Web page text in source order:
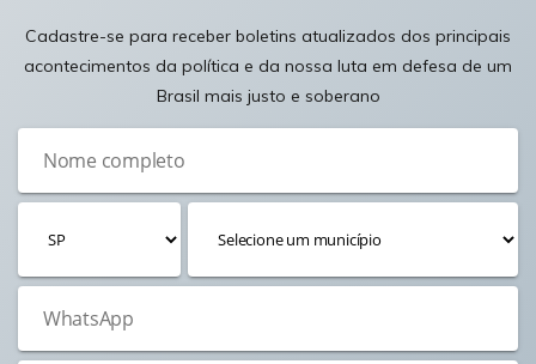
Cadastre-se para receber boletins atualizados dos principais
acontecimentos da política e da nossa luta em defesa de um
Brasil mais justo e soberano